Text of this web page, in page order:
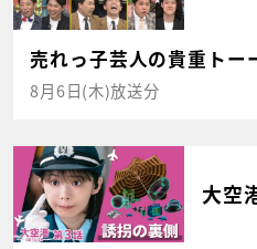
売れっ子芸人の貴重トー
8月6日(木)放送分
大空